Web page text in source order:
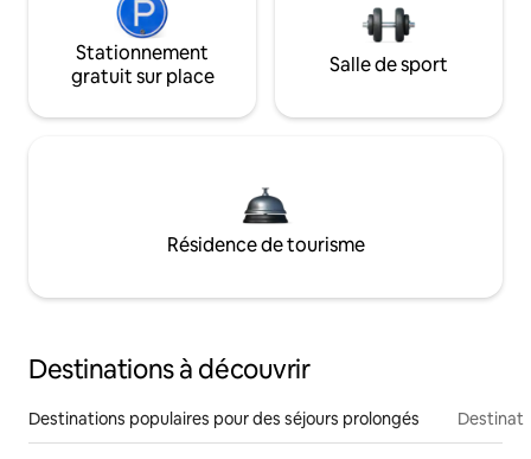
Stationnement
gratuit sur place
Salle de sport
Résidence de tourisme
Destinations à découvrir
Destinations populaires pour des séjours prolongés